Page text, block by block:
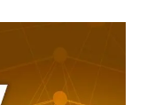
了吗
高质量发展